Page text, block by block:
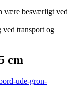
være besværligt ved
transport og
cm
ude-gron-